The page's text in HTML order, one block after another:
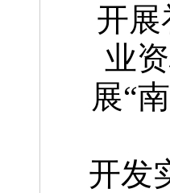
开展
业
展“
开发